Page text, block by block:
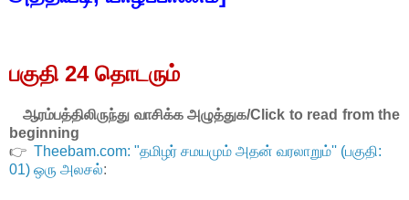
பகுதி 24 தொடரும்
ஆரம்பத்திலிருந்து வாசிக்க அழுத்துக/Click to read from the
beginning
👉 Theebam.com: "தமிழர் சமயமும் அதன் வரலாறும்'' (பகுதி:
01) ஒரு அலசல்: